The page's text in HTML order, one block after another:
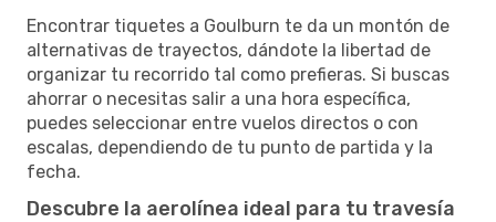
Encontrar tiquetes a Goulburn te da un montón de
alternativas de trayectos, dándote la libertad de
organizar tu recorrido tal como prefieras. Si buscas
ahorrar o necesitas salir a una hora específica,
puedes seleccionar entre vuelos directos o con
escalas, dependiendo de tu punto de partida y la
fecha.
Descubre la aerolínea ideal para tu travesía